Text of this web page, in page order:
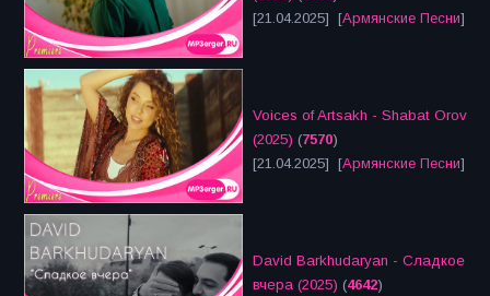
[21.04.2025] [Армянские Песни]
Voices of Artsakh - Shabat Orov
(2025) (7570)
[21.04.2025] [Армянские Песни]
David Barkhudaryan - Сладкое
вчера (2025) (4642)